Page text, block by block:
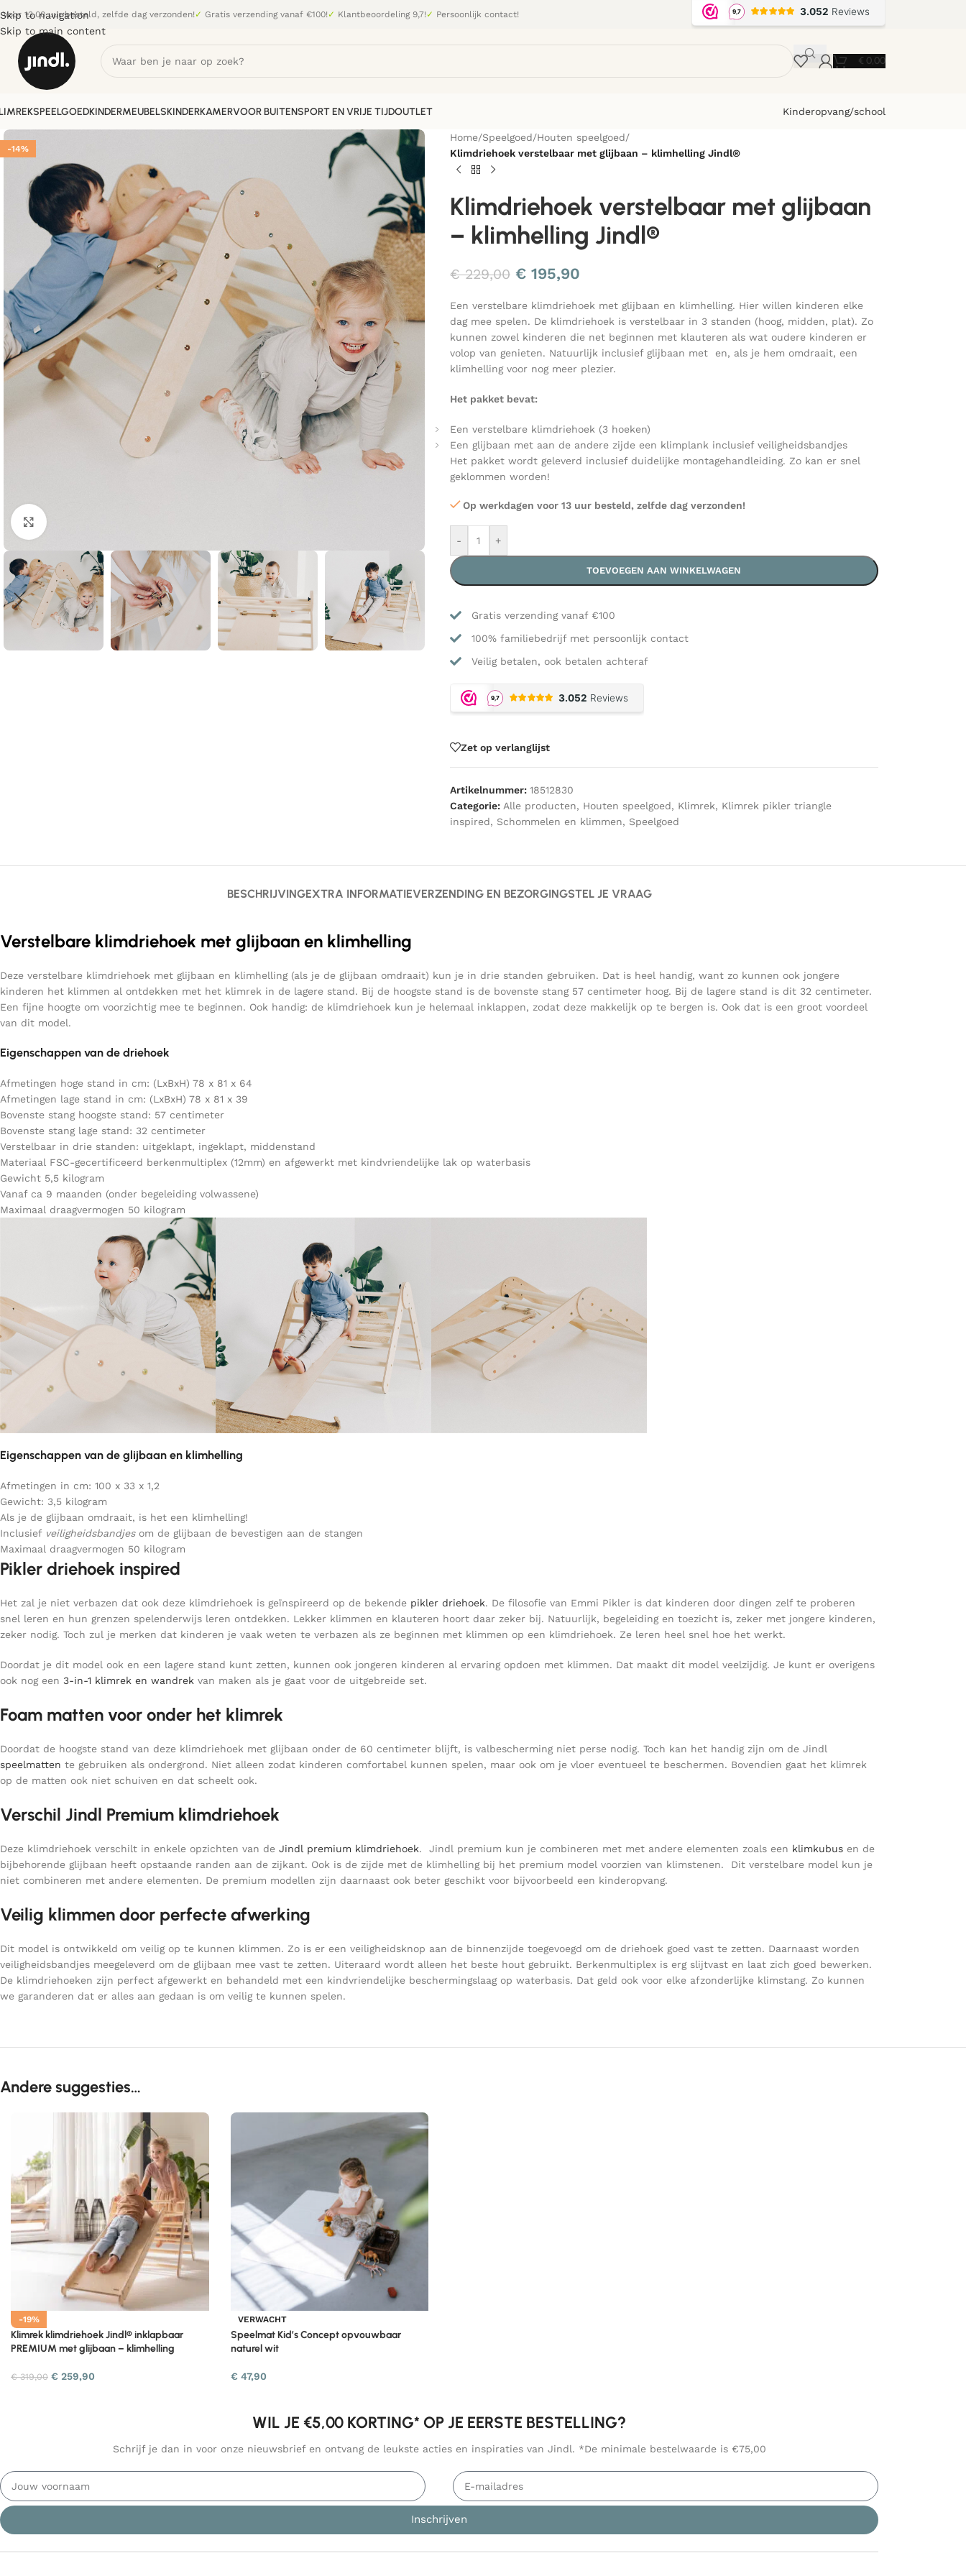
Skip to navigation
Skip to main content
Voor 13.00 uur besteld, zelfde dag verzonden!✓ Gratis verzending vanaf €100!✓ Klantbeoordeling 9,7!✓ Persoonlijk contact!
€ 0,00
SPEELGOEDKINDERMEUBELSKINDERKAMERVOOR BUITENSPORT EN VRIJE TIJDOUTLET Kinderopvang/school
-14%
Home/Speelgoed/Houten speelgoed/
Klimdriehoek verstelbaar met glijbaan – klimhelling Jindl®
Klimdriehoek verstelbaar met glijbaan
– klimhelling Jindl®
€229,00 €195,90
Een verstelbare klimdriehoek met glijbaan en klimhelling. Hier willen kinderen elke
dag mee spelen. De klimdriehoek is verstelbaar in 3 standen (hoog, midden, plat). Zo
kunnen zowel kinderen die net beginnen met klauteren als wat oudere kinderen er
volop van genieten. Natuurlijk inclusief glijbaan met en, als je hem omdraait, een
klimhelling voor nog meer plezier.
Het pakket bevat:
Een verstelbare klimdriehoek (3 hoeken)
Een glijbaan met aan de andere zijde een klimplank inclusief veiligheidsbandjes
Het pakket wordt geleverd inclusief duidelijke montagehandleiding. Zo kan er snel
geklommen worden!
Op werkdagen voor 13 uur besteld, zelfde dag verzonden!
- +
TOEVOEGEN AAN WINKELWAGEN
Gratis verzending vanaf €100
100% familiebedrijf met persoonlijk contact
Veilig betalen, ook betalen achteraf
Zet op verlanglijst
Artikelnummer: 18512830
Categorie: Alle producten, Houten speelgoed, Klimrek, Klimrek pikler triangle
inspired, Schommelen en klimmen, Speelgoed
BESCHRIJVINGEXTRA INFORMATIEVERZENDING EN BEZORGINGSTEL JE VRAAG
Verstelbare klimdriehoek met glijbaan en klimhelling
Deze verstelbare klimdriehoek met glijbaan en klimhelling (als je de glijbaan omdraait) kun je in drie standen gebruiken. Dat is heel handig, want zo kunnen ook jongere
kinderen het klimmen al ontdekken met het klimrek in de lagere stand. Bij de hoogste stand is de bovenste stang 57 centimeter hoog. Bij de lagere stand is dit 32 centimeter.
Een fijne hoogte om voorzichtig mee te beginnen. Ook handig: de klimdriehoek kun je helemaal inklappen, zodat deze makkelijk op te bergen is. Ook dat is een groot voordeel
van dit model.
Eigenschappen van de driehoek
Afmetingen hoge stand in cm: (LxBxH) 78 x 81 x 64
Afmetingen lage stand in cm: (LxBxH) 78 x 81 x 39
Bovenste stang hoogste stand: 57 centimeter
Bovenste stang lage stand: 32 centimeter
Verstelbaar in drie standen: uitgeklapt, ingeklapt, middenstand
Materiaal FSC-gecertificeerd berkenmultiplex (12mm) en afgewerkt met kindvriendelijke lak op waterbasis
Gewicht 5,5 kilogram
Vanaf ca 9 maanden (onder begeleiding volwassene)
Maximaal draagvermogen 50 kilogram
Eigenschappen van de glijbaan en klimhelling
Afmetingen in cm: 100 x 33 x 1,2
Gewicht: 3,5 kilogram
Als je de glijbaan omdraait, is het een klimhelling!
Inclusief veiligheidsbandjesom de glijbaan de bevestigen aan de stangen
Maximaal draagvermogen 50 kilogram
Pikler driehoek inspired
Het zal je niet verbazen dat ook deze klimdriehoek is geïnspireerd op de bekende pikler driehoek. De filosofie van Emmi Pikler is dat kinderen door dingen zelf te proberen
snel leren en hun grenzen spelenderwijs leren ontdekken. Lekker klimmen en klauteren hoort daar zeker bij. Natuurlijk, begeleiding en toezicht is, zeker met jongere kinderen,
zeker nodig. Toch zul je merken dat kinderen je vaak weten te verbazen als ze beginnen met klimmen op een klimdriehoek. Ze leren heel snel hoe het werkt.
Doordat je dit model ook en een lagere stand kunt zetten, kunnen ook jongeren kinderen al ervaring opdoen met klimmen. Dat maakt dit model veelzijdig. Je kunt er overigens
ook nog een 3-in-1 klimrek en wandrek van maken als je gaat voor de uitgebreide set.
Foam matten voor onder het klimrek
Doordat de hoogste stand van deze klimdriehoek met glijbaan onder de 60 centimeter blijft, is valbescherming niet perse nodig. Toch kan het handig zijn om de Jindl
speelmatten te gebruiken als ondergrond. Niet alleen zodat kinderen comfortabel kunnen spelen, maar ook om je vloer eventueel te beschermen. Bovendien gaat het klimrek
op de matten ook niet schuiven en dat scheelt ook.
Verschil Jindl Premium klimdriehoek
Deze klimdriehoek verschilt in enkele opzichten van de Jindl premium klimdriehoek. Jindl premium kun je combineren met met andere elementen zoals een klimkubus en de
bijbehorende glijbaan heeft opstaande randen aan de zijkant. Ook is de zijde met de klimhelling bij het premium model voorzien van klimstenen. Dit verstelbare model kun je
niet combineren met andere elementen. De premium modellen zijn daarnaast ook beter geschikt voor bijvoorbeeld een kinderopvang.
Veilig klimmen door perfecte afwerking
Dit model is ontwikkeld om veilig op te kunnen klimmen. Zo is er een veiligheidsknop aan de binnenzijde toegevoegd om de driehoek goed vast te zetten. Daarnaast worden
veiligheidsbandjes meegeleverd om de glijbaan mee vast te zetten. Uiteraard wordt alleen het beste hout gebruikt. Berkenmultiplex is erg slijtvast en laat zich goed bewerken.
De klimdriehoeken zijn perfect afgewerkt en behandeld met een kindvriendelijke beschermingslaag op waterbasis. Dat geld ook voor elke afzonderlijke klimstang. Zo kunnen
we garanderen dat er alles aan gedaan is om veilig te kunnen spelen.
Andere suggesties…
-19%
Klimrek klimdriehoek Jindl® inklapbaar
PREMIUM met glijbaan – klimhelling
€319,00 € 259,90
VERWACHT
Speelmat Kid’s Concept opvouwbaar
naturel wit
€ 47,90
WIL JE €5,00 KORTING* OP JE EERSTE BESTELLING?
Schrijf je dan in voor onze nieuwsbrief en ontvang de leukste acties en inspiraties van Jindl. *De minimale bestelwaarde is €75,00
Inschrijven